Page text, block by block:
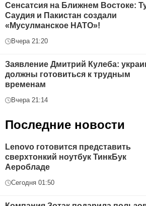
Сенсатсия на Ближнем Востоке:
Саудия и Пакистан создали
«Мусулманское НАТО»!
Вчера 21:20
Заявление Дмитрий Кулеба:
должны готовиться к трудным
временам
Вчера 21:14
Последние новости
Lenovo готовится представить
сверхтонкий ноутбук ТинкБук
Аеробладе
Сегодня 01:50